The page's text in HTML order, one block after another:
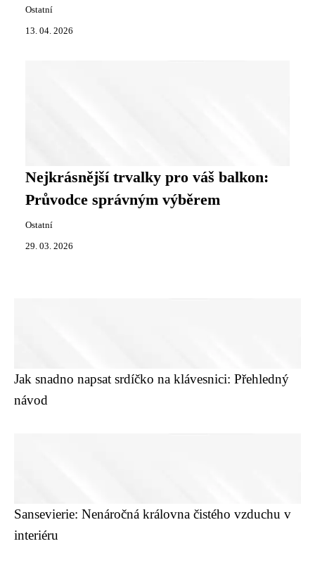
Ostatní
13. 04. 2026
Nejkrásnější trvalky pro váš balkon:
Průvodce správným výběrem
Ostatní
29. 03. 2026
Jak snadno napsat srdíčko na klávesnici: Přehledný
návod
Sansevierie: Nenáročná královna čistého vzduchu v
interiéru